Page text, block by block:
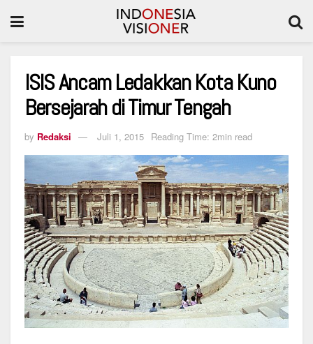
ISIS Ancam Ledakkan Kota Kuno
Bersejarah di Timur Tengah
by Redaksi Juli 1, 2015 Reading Time: 2min read